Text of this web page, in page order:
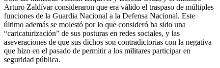
Whatsapp
Arturo Zaldívar consideraron que era válido el traspaso de múltiples
funciones de la Guardia Nacional a la Defensa Nacional. Este
último además se molestó por lo que consideró ha sido una
“caricaturización” de sus posturas en redes sociales, y las
aseveraciones de que sus dichos son contradictorias con la negativa
que hizo en el pasado de permitir a los militares participar en
seguridad pública.